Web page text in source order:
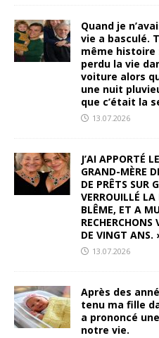
Quand je
vie a basculé.
même histoire
perdu la vie
voiture alors
une nuit
que c’était la
13.07.2026
J’AI APPORTÉ
GRAND-MÈRE
DE PRÊTS SUR
VERROUILLÉ LA
BLÊME, ET A
RECHERCHONS
DE VINGT ANS.
13.07.2026
Après des
tenu ma fille
a prononcé
notre vie.